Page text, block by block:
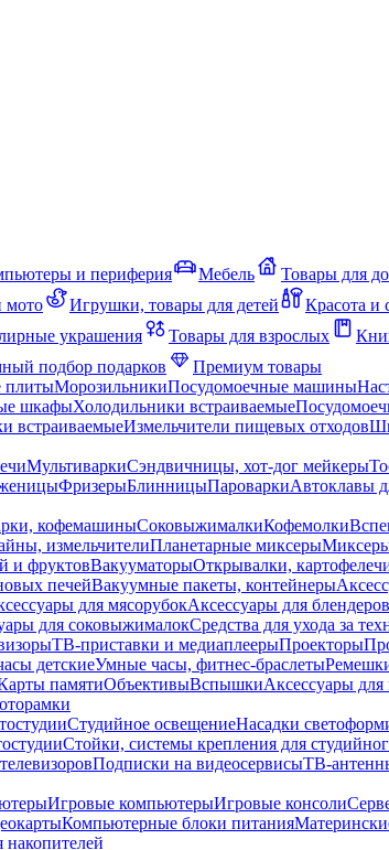
и периферия Мебель Товары для
мото Игрушки, товары для детей Красота и
украшения Товары для взрослых
подбор подарков
Премиум товары
плитыМорозильникиПосудомоечные машины
шкафыХолодильники встраиваемые
встраиваемыеИзмельчители пищевых отходов
МультиваркиСэндвичницы, хот-дог мейкеры
ФризерыБлинницыПароваркиАвтоклавы
кофемашиныСоковыжималкиКофемолки
измельчителиПланетарные миксеры
и фруктовВакууматорыОткрывалки,
печейВакуумные пакеты, контейнеры
для мясорубокАксессуары для
для соковыжималокСредства для ухода за
ТВ-приставки и медиаплеерыПроекторы
детскиеУмные часы, фитнес-браслеты
памятиОбъективыВспышкиАксессуары для
Студийное освещениеНасадки
Стойки, системы крепления для
Подписки на видеосервисыТВ-
Игровые компьютерыИгровые консоли
Компьютерные блоки питания